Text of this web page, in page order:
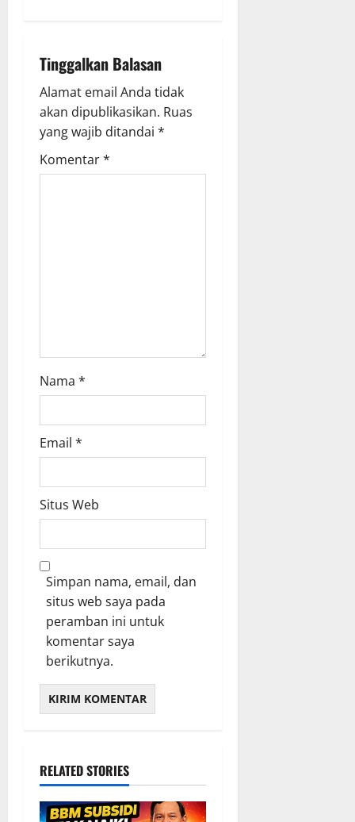
i
g
a
t
i
Tinggalkan Balasan
Alamat email Anda tidak
akan dipublikasikan. Ruas
yang wajib ditandai *
Komentar*
Nama *
Email *
Situs Web
Simpan nama, email, dan
situs web saya pada
peramban ini untuk
komentar saya
berikutnya.
RELATED STORIES